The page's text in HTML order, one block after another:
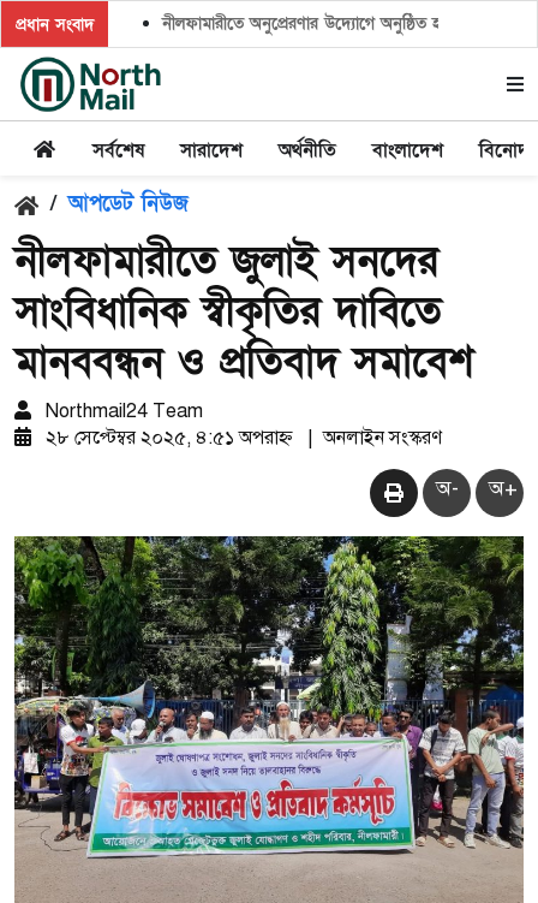
প্রধান সংবাদ নীলফামারীতে অনুপ্রেরণার উদ্যোগে অনুষ্ঠিত হলো ‘ক্লাইমেট
সর্বশেষ সারাদেশ অর্থনীতি বাংলাদেশ
/ আপডেট নিউজ
নীলফামারীতে জুলাই সনদের
সাংবিধানিক স্বীকৃতির দাবিতে
মানববন্ধন ও প্রতিবাদ সমাবেশ
Northmail24 Team
২৮ সেপ্টেম্বর ২০২৫, ৪:৫১ অপরাহ্ন
অনলাইন সংস্করণ
অ- অ+